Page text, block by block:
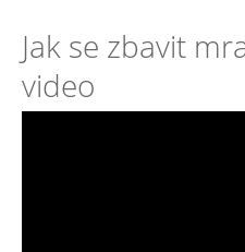
Jak se zbavit
video